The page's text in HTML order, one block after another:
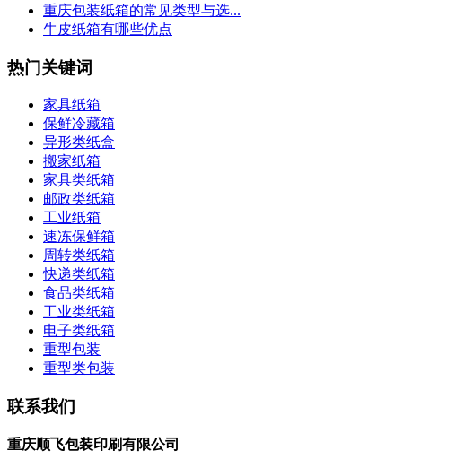
重庆包装纸箱的常见类型与选...
牛皮纸箱有哪些优点
热门关键词
家具纸箱
保鲜冷藏箱
异形类纸盒
搬家纸箱
家具类纸箱
邮政类纸箱
工业纸箱
速冻保鲜箱
周转类纸箱
快递类纸箱
食品类纸箱
工业类纸箱
电子类纸箱
重型包装
重型类包装
联系我们
重庆顺飞包装印刷有限公司